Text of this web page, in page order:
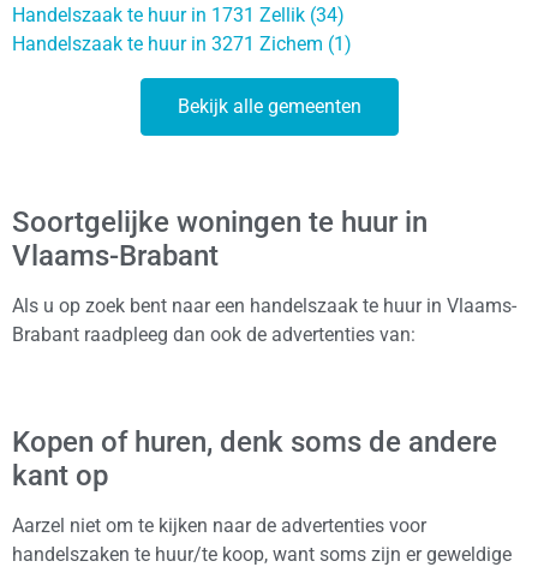
Handelszaak te huur in 1731 Zellik (34)
Handelszaak te huur in 3271 Zichem (1)
Bekijk alle gemeenten
Soortgelijke woningen te huur in
Vlaams-Brabant
Als u op zoek bent naar een handelszaak te huur in Vlaams-
Brabant raadpleeg dan ook de advertenties van:
Kopen of huren, denk soms de andere
kant op
Aarzel niet om te kijken naar de advertenties voor
handelszaken te huur/te koop, want soms zijn er geweldige